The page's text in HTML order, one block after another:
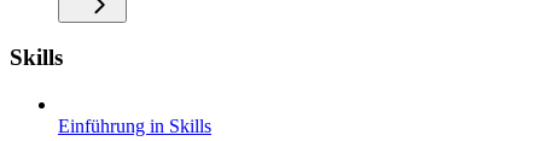
Skills
Einführung in Skills